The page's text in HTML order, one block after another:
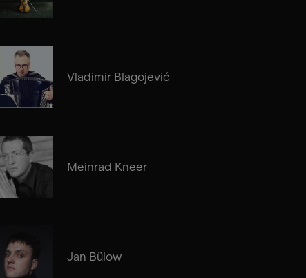
Vladimir Blagojević
Meinrad Kneer
Jan Bülow